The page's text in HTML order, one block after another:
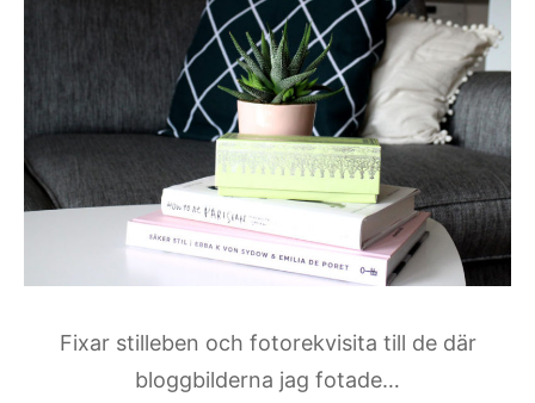
Fixar stilleben och fotorekvisita till de där
bloggbilderna jag fotade…